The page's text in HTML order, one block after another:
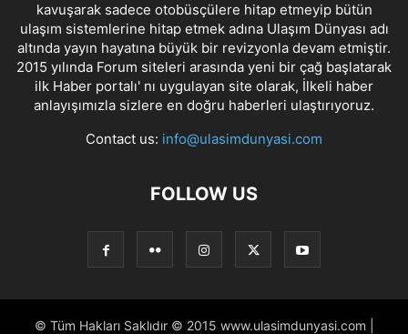
kavuşarak sadece otobüsçülere hitap etmeyip bütün
ulaşım sistemlerine hitap etmek adına Ulaşım Dünyası adı
altında yayın hayatına büyük bir revizyonla devam etmiştir.
2015 yılında Forum siteleri arasında yeni bir çağ başlatarak
ilk Haber portalı' nı uygulayan site olarak, İlkeli haber
anlayışımızla sizlere en doğru haberleri ulaştırıyoruz.
Contact us: info@ulasimdunyasi.com
FOLLOW US
© Tüm Hakları Saklıdır © 2015 www.ulasimdunyasi.com |